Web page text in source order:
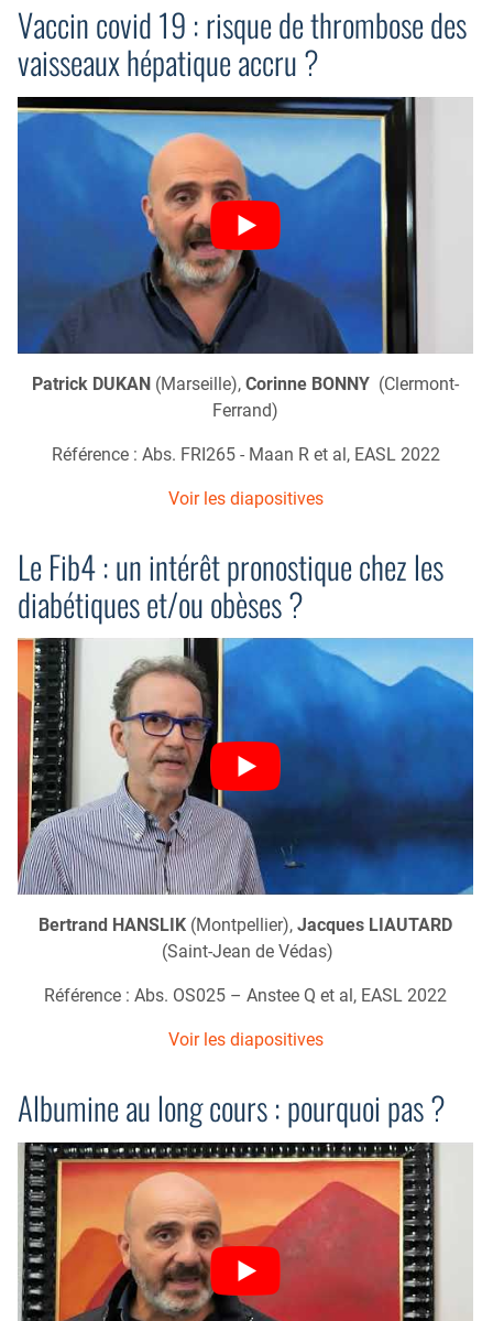
Vaccin covid 19 : risque de thrombose des
vaisseaux hépatique accru ?
Patrick DUKAN (Marseille),Corinne BONNY (Clermont-
Ferrand)
Référence : Abs. FRI265 - Maan R et al, EASL 2022
Voir les diapositives
Le Fib4 : un intérêt pronostique chez les
diabétiques et/ou obèses ?
Bertrand HANSLIK (Montpellier),Jacques LIAUTARD
(Saint-Jean de Védas)
Référence : Abs. OS025 – Anstee Q et al, EASL 2022
Voir les diapositives
Albumine au long cours : pourquoi pas ?